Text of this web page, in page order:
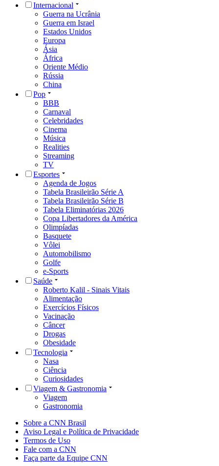
Internacional
Guerra na Ucrânia
Guerra em Israel
Estados Unidos
Europa
Ásia
África
Oriente Médio
Rússia
China
Pop
BBB
Carnaval
Celebridades
Cinema
Música
Realities
Streaming
TV
Esportes
Agenda de Jogos
Tabela Brasileirão Série A
Tabela Brasileirão Série B
Tabela Eliminatórias 2026
Copa Libertadores da América
Olimpíadas
Basquete
Vôlei
Automobilismo
Golfe
e-Sports
Saúde
Roberto Kalil - Sinais Vitais
Alimentação
Exercícios Físicos
Vacinação
Câncer
Drogas
Obesidade
Tecnologia
Nasa
Ciência
Curiosidades
Viagem & Gastronomia
Viagem
Gastronomia
Sobre a CNN Brasil
Aviso Legal e Política de Privacidade
Termos de Uso
Fale com a CNN
Faça parte da Equipe CNN